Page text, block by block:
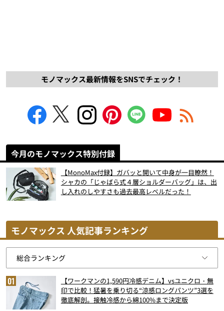
モノマックス最新情報をSNSでチェック！
今月のモノマックス特別付録
【MonoMax付録】ガバッと開いて中身が一目瞭然！
シャカの「じゃばら式４層ショルダーバッグ」は、出
し入れのしやすさも過去最高レベルだった！
モノマックス 人気記事ランキング
【ワークマンの1,590円冷感デニム】vsユニクロ・無
印で比較！猛暑を乗り切る“涼感ロングパンツ”3選を
徹底解剖。接触冷感から綿100%まで決定版